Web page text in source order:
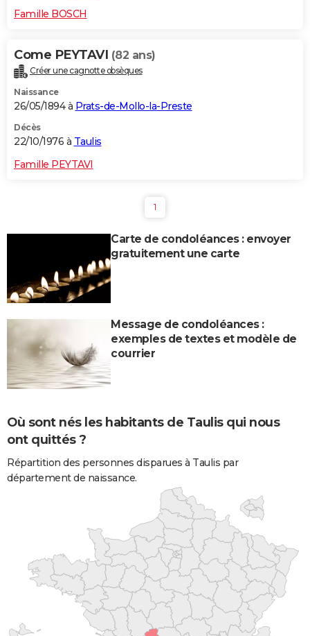
Famille BOSCH
Come PEYTAVI (82 ans)
Créer une cagnotte obsèques
Naissance
26/05/1894 à Prats-de-Mollo-la-Preste
Décès
22/10/1976 à Taulis
Famille PEYTAVI
1
Carte de condoléances : envoyer
gratuitement une carte
Message de condoléances :
exemples de textes et modèle de
courrier
Où sont nés les habitants de Taulis qui nous
ont quittés ?
Répartition des personnes disparues à Taulis par
département de naissance.